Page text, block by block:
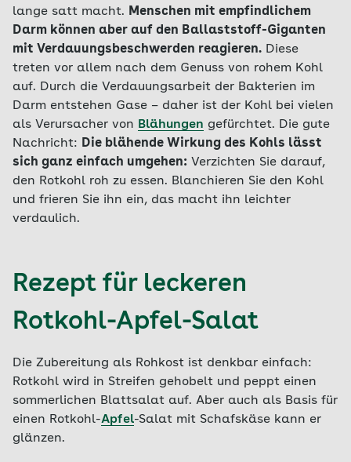
lange satt macht. Menschen mit empfindlichem
Darm können aber auf den Ballaststoff-Giganten
mit Verdauungsbeschwerden reagieren. Diese
treten vor allem nach dem Genuss von rohem Kohl
auf. Durch die Verdauungsarbeit der Bakterien im
Darm entstehen Gase – daher ist der Kohl bei vielen
als Verursacher von Blähungen gefürchtet. Die gute
Nachricht: Die blähende Wirkung des Kohls lässt
sich ganz einfach umgehen: Verzichten Sie darauf,
den Rotkohl roh zu essen. Blanchieren Sie den Kohl
und frieren Sie ihn ein, das macht ihn leichter
verdaulich.
Rezept für leckeren
Rotkohl-Apfel-Salat
Die Zubereitung als Rohkost ist denkbar einfach:
Rotkohl wird in Streifen gehobelt und peppt einen
sommerlichen Blattsalat auf. Aber auch als Basis für
einen Rotkohl-Apfel-Salat mit Schafskäse kann er
glänzen.